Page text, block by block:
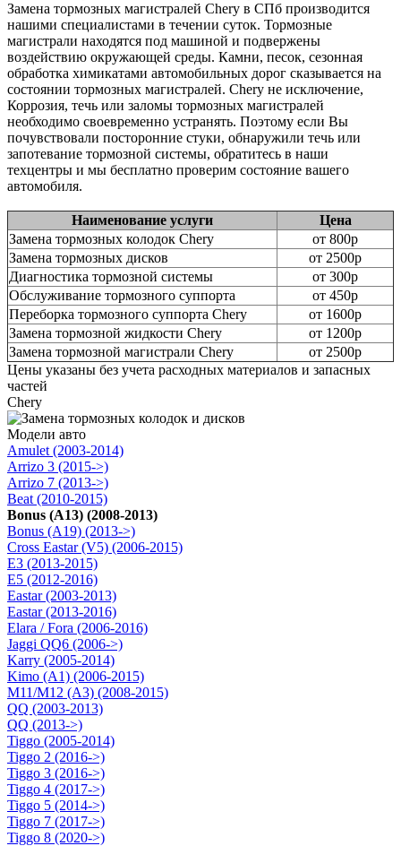
Замена тормозных магистралей Chery в СПб производится
нашими специалистами в течении суток. Тормозные
магистрали находятся под машиной и подвержены
воздействию окружающей среды. Камни, песок, сезонная
обработка химикатами автомобильных дорог сказывается на
состоянии тормозных магистралей. Chery не исключение,
Коррозия, течь или заломы тормозных магистралей
необходимо своевременно устранять. Поэтому если Вы
почувствовали посторонние стуки, обнаружили течь или
запотевание тормозной системы, обратитесь в наши
техцентры и мы бесплатно проверим состояние вашего
автомобиля.
Наименование услуги
Цена
Замена тормозных колодок Chery
от 800р
Замена тормозных дисков
от 2500р
Диагностика тормозной системы
от 300р
Обслуживание тормозного суппорта
от 450р
Переборка тормозного суппорта Chery
от 1600р
Замена тормозной жидкости Chery
от 1200р
Замена тормозной магистрали Chery
от 2500р
Цены указаны без учета расходных материалов и запасных
частей
Chery
Модели авто
Amulet (2003-2014)
Arrizo 3 (2015->)
Arrizo 7 (2013->)
Beat (2010-2015)
Bonus (A13) (2008-2013)
Bonus (A19) (2013->)
Cross Eastar (V5) (2006-2015)
E3 (2013-2015)
E5 (2012-2016)
Eastar (2003-2013)
Eastar (2013-2016)
Elara / Fora (2006-2016)
Jaggi QQ6 (2006->)
Karry (2005-2014)
Kimo (A1) (2006-2015)
M11/M12 (A3) (2008-2015)
QQ (2003-2013)
QQ (2013->)
Tiggo (2005-2014)
Tiggo 2 (2016->)
Tiggo 3 (2016->)
Tiggo 4 (2017->)
Tiggo 5 (2014->)
Tiggo 7 (2017->)
Tiggo 8 (2020->)